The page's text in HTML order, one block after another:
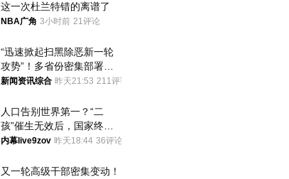
这一次杜兰特错的离谱了
NBA广角 3小时前 21评论
“迅速掀起扫黑除恶新一轮
攻势”！多省份密集部署，
公布举报方式
新闻资讯综合 昨天21:53 211评论
人口告别世界第一？“二
孩”催生无效后，国家终于
向住房出手了！
内幕live9zov 昨天18:44 36评论
又一轮高级干部密集变动！